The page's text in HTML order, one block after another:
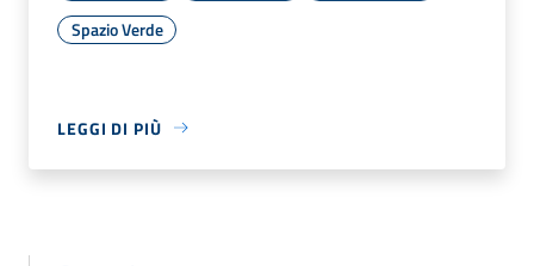
Spazio Verde
LEGGI DI PIÙ